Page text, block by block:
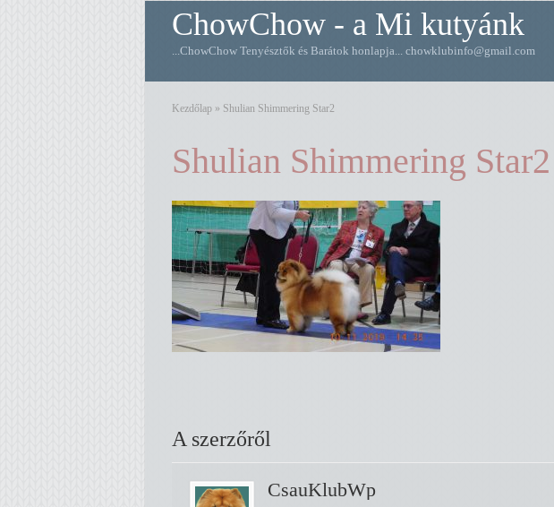
ChowChow - a Mi kutyánk
...ChowChow Tenyésztők és Barátok honlapja... chowklubinfo@gmail.com
Kezdőlap » Shulian Shimmering Star2
Shulian Shimmering Star2
A szerzőről
CsauKlubWp